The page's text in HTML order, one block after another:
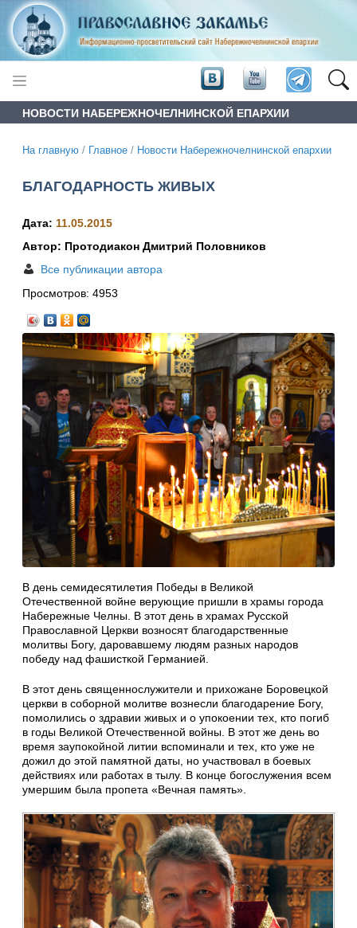
НОВОСТИ НАБЕРЕЖНОЧЕЛНИНСКОЙ ЕПАРХИИ
На главную / Главное / Новости Набережночелнинской епархии
БЛАГОДАРНОСТЬ ЖИВЫХ
Дата: 11.05.2015
Автор: Протодиакон Дмитрий Половников
Все публикации автора
Просмотров: 4953
В день семидесятилетия Победы в Великой
Отечественной войне верующие пришли в храмы города
Набережные Челны. В этот день в храмах Русской
Православной Церкви возносят благодарственные
молитвы Богу, даровавшему людям разных народов
победу над фашисткой Германией.
В этот день священнослужители и прихожане Боровецкой
церкви в соборной молитве вознесли благодарение Богу,
помолились о здравии живых и о упокоении тех, кто погиб
в годы Великой Отечественной войны. В этот же день во
время заупокойной литии вспоминали и тех, кто уже не
дожил до этой памятной даты, но участвовал в боевых
действиях или работах в тылу. В конце богослужения всем
умершим была пропета «Вечная память».